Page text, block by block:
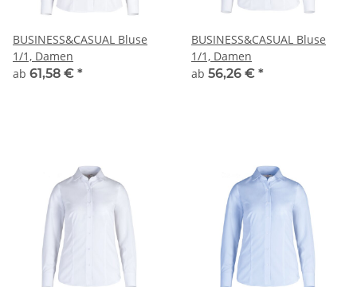
BUSINESS&CASUAL Bluse
1/1, Damen
ab 61,58 € *
BUSINESS&CASUAL Bluse
1/1, Damen
ab 56,26 € *